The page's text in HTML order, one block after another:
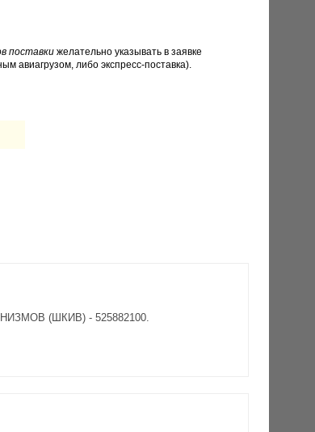
поставки желательно указывать в заявке
авиагрузом, либо экспресс-поставка).
(ШКИВ) - 525882100.